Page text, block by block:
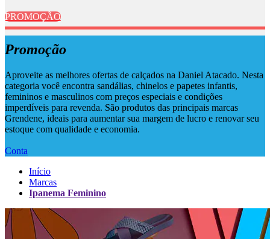
PROMOÇÃO
Promoção
Aproveite as melhores ofertas de calçados na Daniel Atacado. Nesta
categoria você encontra sandálias, chinelos e papetes infantis,
femininos e masculinos com preços especiais e condições
imperdíveis para revenda. São produtos das principais marcas
Grendene, ideais para aumentar sua margem de lucro e renovar seu
estoque com qualidade e economia.
Conta
Início
Marcas
Ipanema Feminino